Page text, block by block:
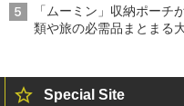
「ムーミン」収納ポーチ
類や旅の必需品まとまる
Special Site